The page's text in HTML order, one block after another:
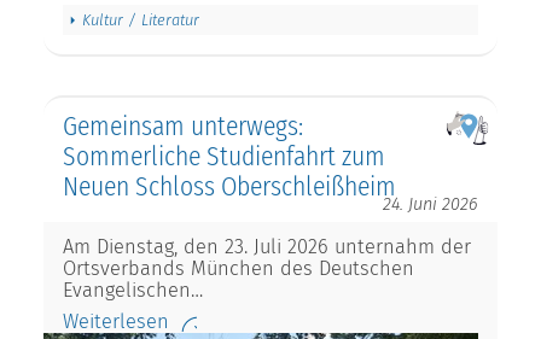
Kultur / Literatur
Gemeinsam unterwegs:
Sommerliche Studienfahrt zum
Neuen Schloss Oberschleißheim
24. Juni 2026
Am Dienstag, den 23. Juli 2026 unternahm der
Ortsverbands München des Deutschen
Evangelischen…
Weiterlesen